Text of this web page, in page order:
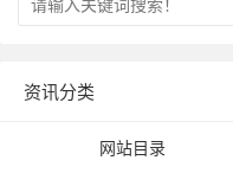
资讯分类
网站目录